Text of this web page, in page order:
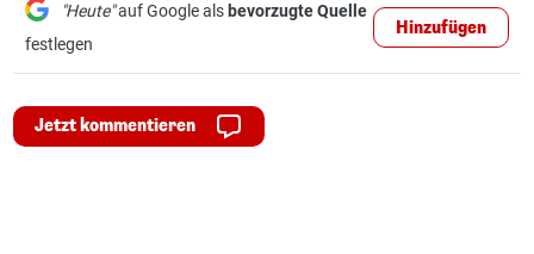
"Heute"auf Google als bevorzugte Quelle
festlegen
Hinzufügen
Jetzt kommentieren